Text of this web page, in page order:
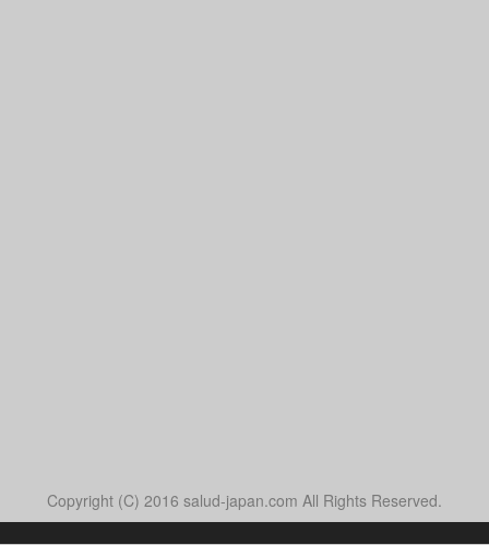
Copyright (C) 2016 salud-japan.com All Rights Reserved.